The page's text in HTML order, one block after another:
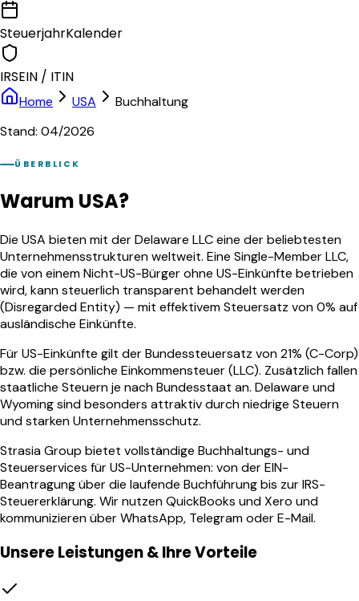
SteuerjahrKalender
IRSEIN / ITIN
Home USA
Buchhaltung
Stand: 04/2026
ÜBERBLICK
Warum USA?
Die USA bieten mit der Delaware LLC eine der beliebtesten
Unternehmensstrukturen weltweit. Eine Single-Member LLC,
die von einem Nicht-US-Bürger ohne US-Einkünfte betrieben
wird, kann steuerlich transparent behandelt werden
(Disregarded Entity) — mit effektivem Steuersatz von 0% auf
ausländische Einkünfte.
Für US-Einkünfte gilt der Bundessteuersatz von 21% (C-Corp)
bzw. die persönliche Einkommensteuer (LLC). Zusätzlich fallen
staatliche Steuern je nach Bundesstaat an. Delaware und
Wyoming sind besonders attraktiv durch niedrige Steuern
und starken Unternehmensschutz.
Strasia Group bietet vollständige Buchhaltungs- und
Steuerservices für US-Unternehmen: von der EIN-
Beantragung über die laufende Buchführung bis zur IRS-
Steuererklärung. Wir nutzen QuickBooks und Xero und
kommunizieren über WhatsApp, Telegram oder E-Mail.
Unsere Leistungen & Ihre Vorteile